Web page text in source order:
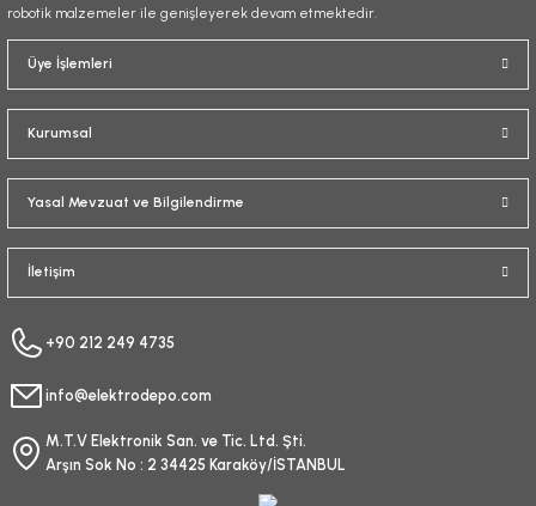
Gönder
robotik malzemeler ile genişleyerek devam etmektedir.
Üye İşlemleri
Kurumsal
Yasal Mevzuat ve Bilgilendirme
İletişim
+90 212 249 4735
info@elektrodepo.com
M.T.V Elektronik San. ve Tic. Ltd. Şti.
Arşın Sok No : 2 34425 Karaköy/İSTANBUL